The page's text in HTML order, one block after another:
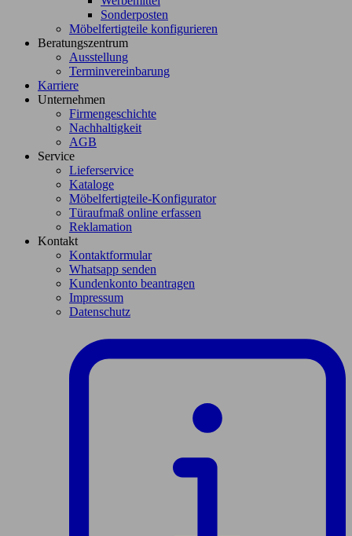
Sonderposten
Möbelfertigteile konfigurieren
Beratungszentrum
Ausstellung
Terminvereinbarung
Karriere
Unternehmen
Firmengeschichte
Nachhaltigkeit
AGB
Service
Lieferservice
Kataloge
Möbelfertigteile-Konfigurator
Türaufmaß online erfassen
Reklamation
Kontakt
Kontaktformular
Whatsapp senden
Kundenkonto beantragen
Impressum
Datenschutz